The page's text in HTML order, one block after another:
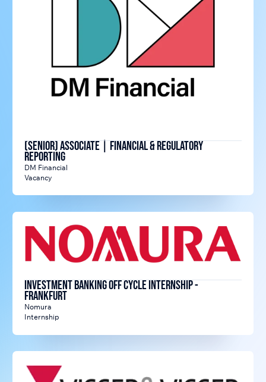
(Senior) Associate | Financial & Regulatory
Reporting
DM Financial
Vacancy
Investment Banking Off Cycle Internship -
Frankfurt
Nomura
Internship